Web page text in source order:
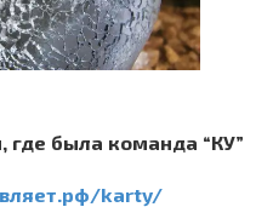
была команда “КУ”
karty/